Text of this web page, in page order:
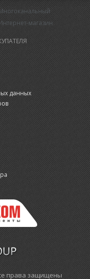
магазин
данных
права защищены